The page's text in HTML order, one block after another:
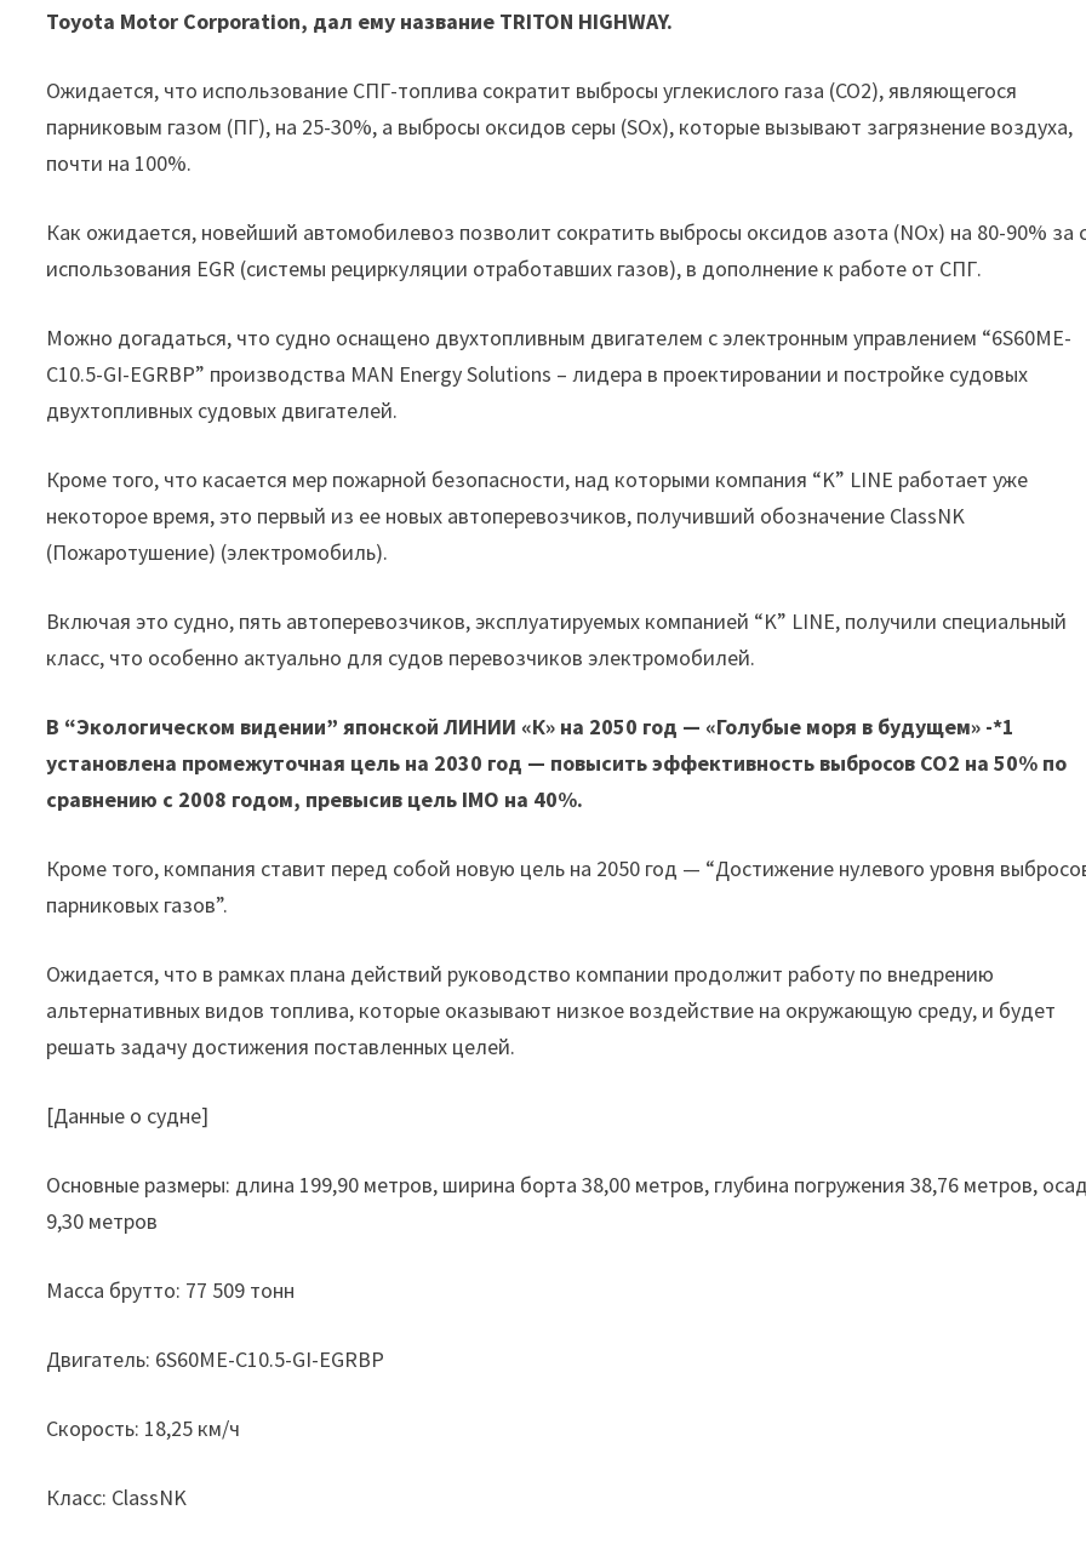
Toyota Motor Corporation, дал ему название TRITON HIGHWAY.
Ожидается, что использование СПГ-топлива сократит выбросы углекислого газа (CO2), являющегося
парниковым газом (ПГ), на 25-30%, а выбросы оксидов серы (SOx), которые вызывают загрязнение воздуха,
почти на 100%.
Как ожидается, новейший автомобилевоз позволит сократить выбросы оксидов азота (NOx) на 80-90% за
использования EGR (системы рециркуляции отработавших газов), в дополнение к работе от СПГ.
Можно догадаться, что судно оснащено двухтопливным двигателем с электронным управлением “6S60ME-
C10.5-GI-EGRBP” производства MAN Energy Solutions – лидера в проектировании и постройке судовых
двухтопливных судовых двигателей.
Кроме того, что касается мер пожарной безопасности, над которыми компания “K” LINE работает уже
некоторое время, это первый из ее новых автоперевозчиков, получивший обозначение ClassNK
(Пожаротушение) (электромобиль).
Включая это судно, пять автоперевозчиков, эксплуатируемых компанией “K” LINE, получили специальный
класс, что особенно актуально для судов перевозчиков электромобилей.
В “Экологическом видении” японской ЛИНИИ «К» на 2050 год — «Голубые моря в будущем» -*1
установлена промежуточная цель на 2030 год — повысить эффективность выбросов CO2 на 50% по
сравнению с 2008 годом, превысив цель IMO на 40%.
Кроме того, компания ставит перед собой новую цель на 2050 год — “Достижение нулевого уровня
парниковых газов”.
Ожидается, что в рамках плана действий руководство компании продолжит работу по внедрению
альтернативных видов топлива, которые оказывают низкое воздействие на окружающую среду, и будет
решать задачу достижения поставленных целей.
[Данные о судне]
Основные размеры: длина 199,90 метров, ширина борта 38,00 метров, глубина погружения 38,76 метров,
9,30 метров
Масса брутто: 77 509 тонн
Двигатель: 6S60ME-C10.5-GI-EGRBP
Скорость: 18,25 км/ч
Класс: ClassNK